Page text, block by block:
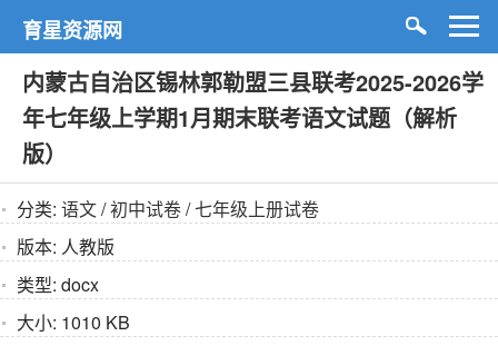
育星资源网
内蒙古自治区锡林郭勒盟三县联考2025-2026学
年七年级上学期1月期末联考语文试题（解析
版）
分类: 语文/初中试卷/七年级上册试卷
版本: 人教版
类型: docx
大小: 1010 KB